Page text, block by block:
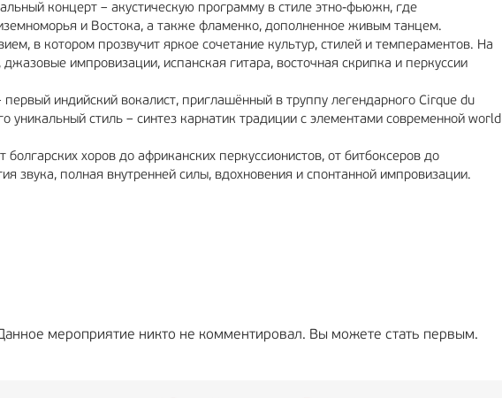
концерт – акустическую программу в стиле этно-фьюжн, где
и Востока, а также фламенко, дополненное живым танцем.
в котором прозвучит яркое сочетание культур, стилей и темпераментов. На
импровизации, испанская гитара, восточная скрипка и перкуссии
индийский вокалист, приглашённый в труппу легендарного Cirque du
стиль – синтез карнатик традиции с элементами современной world
хоров до африканских перкуссионистов, от битбоксеров до
звука, полная внутренней силы, вдохновения и спонтанной импровизации.
мероприятие никто не комментировал. Вы можете стать первым.